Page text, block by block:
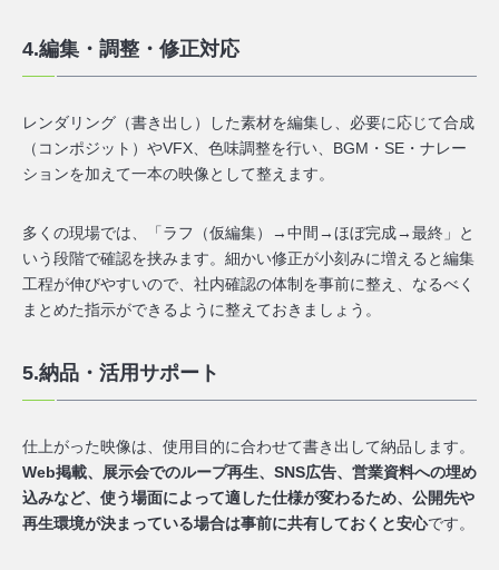
4.編集・調整・修正対応
レンダリング（書き出し）した素材を編集し、必要に応じて合成
（コンポジット）やVFX、色味調整を行い、BGM・SE・ナレー
ションを加えて一本の映像として整えます。
多くの現場では、「ラフ（仮編集）→中間→ほぼ完成→最終」と
いう段階で確認を挟みます。細かい修正が小刻みに増えると編集
工程が伸びやすいので、社内確認の体制を事前に整え、なるべく
まとめた指示ができるように整えておきましょう。
5.納品・活用サポート
仕上がった映像は、使用目的に合わせて書き出して納品します。
Web掲載、展示会でのループ再生、SNS広告、営業資料への埋め
込みなど、使う場面によって適した仕様が変わるため、公開先や
再生環境が決まっている場合は事前に共有しておくと安心です。